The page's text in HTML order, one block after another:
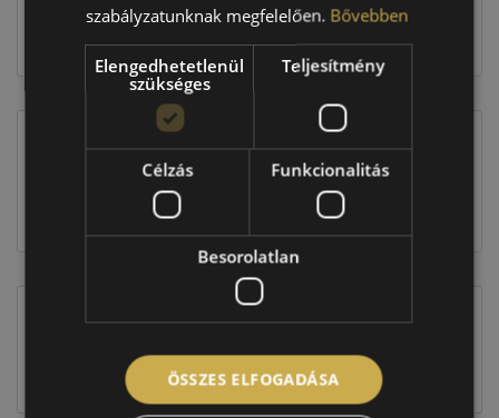
Kosárba
EU-s abroncscímke
Figyelem a feltüntetett címke adatok tájékoztató
címkével ellátott abroncs kerül kiszállításra.
szabályzatunknak megfelelően. Bővebben
Elengedhetetlenül
szükséges
Teljesítmény
Célzás Funkcionalitás
Besorolatlan
ÖSSZES ELFOGADÁSA